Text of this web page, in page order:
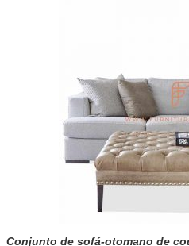
Conjunto de sofá-otomano de